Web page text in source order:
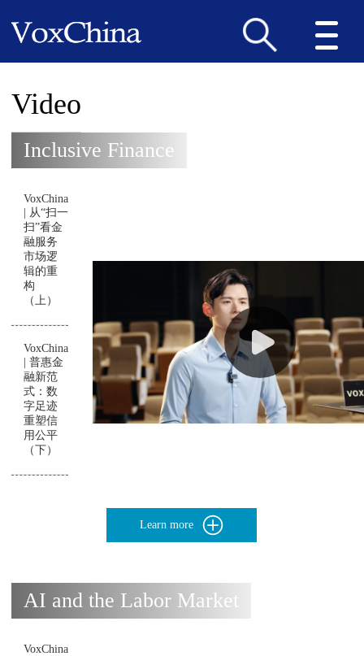
Video
Inclusive Finance
VoxChina
| 从“扫一
扫”看金
融服务
市场逻
辑的重
构
（上）
VoxChina
| 普惠金
融新范
式：数
字足迹
重塑信
用公平
（下）
Learn more
AI and the Labor Market
VoxChina